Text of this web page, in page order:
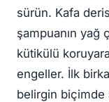
sürün. Kafa
şampuanın yağ
kütikülü
engeller. İlk
belirgin biçimde